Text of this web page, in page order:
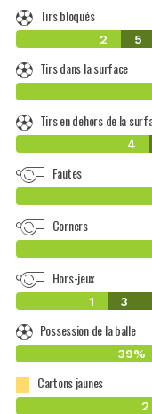
Tirs bloqués
2 5
Tirs dans la surface
Tirs en dehors de la
4
Fautes
Corners
Hors-jeux
1 3
Possession de la balle
39%
Cartons jaunes
2